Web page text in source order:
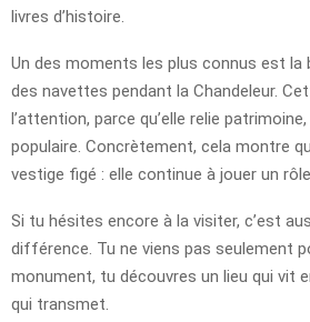
livres d’histoire.
Un des moments les plus connus est la
des navettes pendant la Chandeleur.
l’attention, parce qu’elle relie
populaire. Concrètement, cela montre
vestige figé : elle continue à jouer un
Si tu hésites encore à la visiter, c’est
différence. Tu ne viens pas seulement
monument, tu découvres un lieu qui vit
qui transmet.